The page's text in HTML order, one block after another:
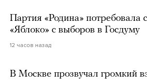
Партия «Родина» потребовала
«Яблоко» с выборов в Госдуму
12 часов назад
В Москве прозвучал громкий